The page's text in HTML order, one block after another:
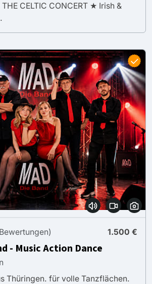
CELTIC CONCERT ★ Irish &
1.500 €
- Music Action Dance
Thüringen. für volle Tanzflächen.